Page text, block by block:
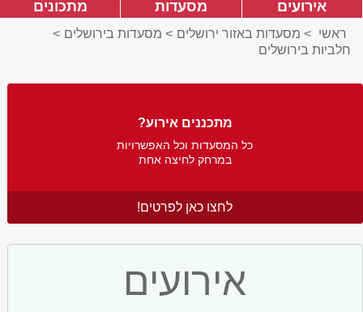
אירועים מסעדות מתכונים
ראשי > מסעדות באזור ירושלים > מסעדות בירושלים >
חלביות בירושלים
מתכננים אירוע?
כל המסעדות וכל האפשרויות
במרחק לחיצה אחת
לחצו כאן לפרטים!
אירועים